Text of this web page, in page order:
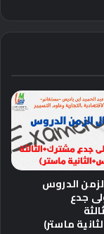
الدروس
جدع
ماستر)